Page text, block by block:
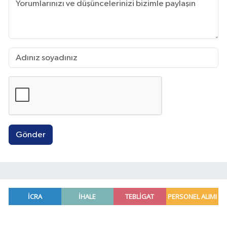
Gönder